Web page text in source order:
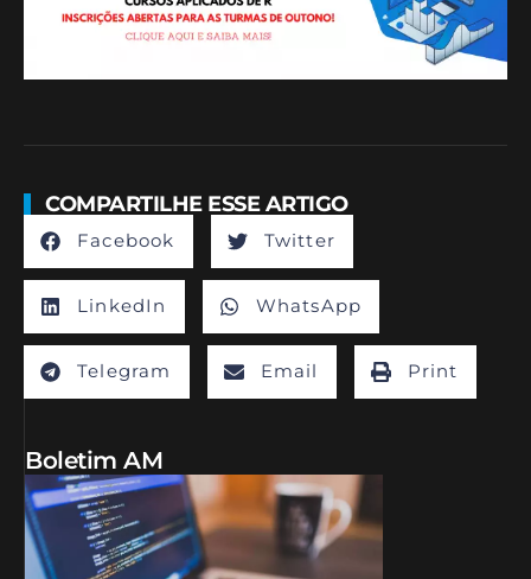
COMPARTILHE ESSE ARTIGO
Facebook Twitter
LinkedIn WhatsApp
Telegram Email Print
Boletim AM